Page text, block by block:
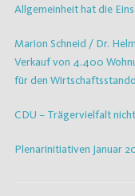
Allgemeinheit hat die
Marion Schneid / Dr.
Verkauf von 4.400
für den
CDU – Trägervielfalt
Plenarinitiativen Januar